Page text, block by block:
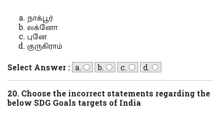
நாக்பூர்
லக்னோ
புனே
குருகிராம்
Select Answer : a. b. c. d.
20. Choose the incorrect statements regarding the
below SDG Goals targets of India